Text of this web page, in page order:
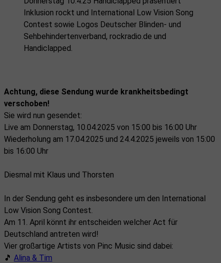
Achtung, diese Sendung wurde krankheitsbedingt
verschoben!
Sie wird nun gesendet:
Live am Donnerstag, 10.04.2025 von 15:00 bis 16:00 Uhr
Wiederholung am 17.04.2025 und 24.4.2025 jeweils von 15:00
bis 16:00 Uhr
Diesmal mit Klaus und Thorsten
In der Sendung geht es insbesondere um den International
Low Vision Song Contest.
Am 11. April könnt ihr entscheiden welcher Act für
Deutschland antreten wird!
Vier großartige Artists von Pinc Music sind dabei:
🎵 Alina & Tim